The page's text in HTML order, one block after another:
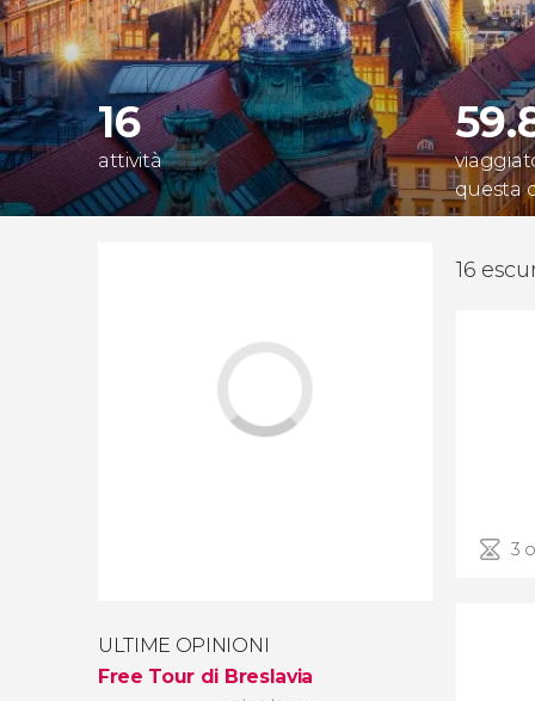
Turchia
16
attività
questa
ULTIME OPINIONI
Free Tour di Breslavia
16
3